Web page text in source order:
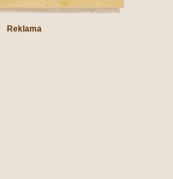
Reklama